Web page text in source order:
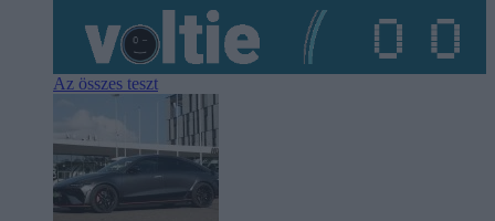
Az összes teszt